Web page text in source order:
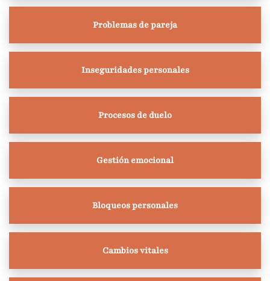
Problemas de pareja
Inseguridades personales
Procesos de duelo
Gestión emocional
Bloqueos personales
Cambios vitales